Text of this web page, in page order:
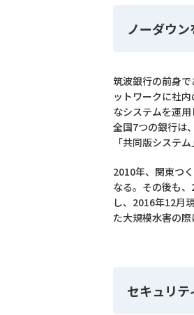
ノーダウ
筑波銀行の前身
ットワークに社
なシステムを運
全国7つの銀行は
「共同版システ
2010年、関東つ
なる。その後も
し、2016年12月
た大規模水害の
セキュリ